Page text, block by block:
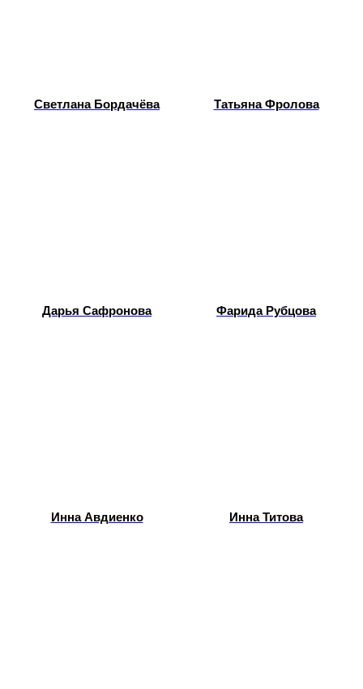
Светлана Бордачёва Татьяна Фролова
Дарья Сафронова Фарида Рубцова
Инна Авдиенко Инна Титова